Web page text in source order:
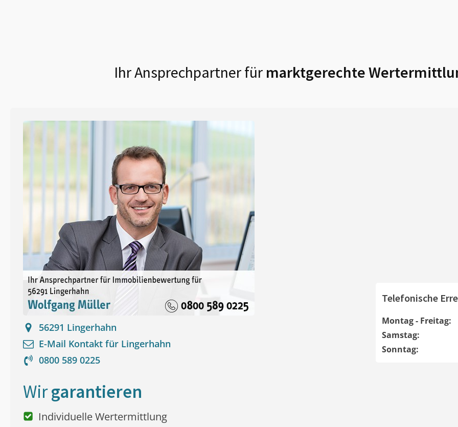
Ihr Ansprechpartner für marktgerechte
56291 Lingerhahn
E-Mail Kontakt für Lingerhahn
0800 589 0225
Telefonische
Montag - Freitag:
Samstag:
Sonntag:
Wirgarantieren
Individuelle Wertermittlung